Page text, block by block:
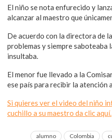
El niño se nota enfurecido y
alcanzar al maestro que
De acuerdo con la directora de
problemas y siempre saboteaba
insultaba.
El menor fue llevado a la
ese país para recibir la atención
Si quieres ver el video del niño
cuchillo a su maestro da clic aquí.
alumno Colombia